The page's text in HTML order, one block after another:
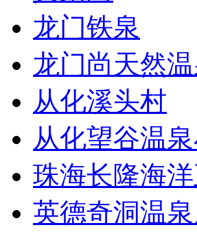
龙门铁泉
龙门尚天然温
从化溪头村
从化望谷温
珠海长隆海
英德奇洞温